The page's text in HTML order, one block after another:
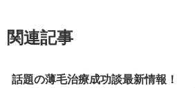
関連記事
話題の薄毛治療成功談最新情報！